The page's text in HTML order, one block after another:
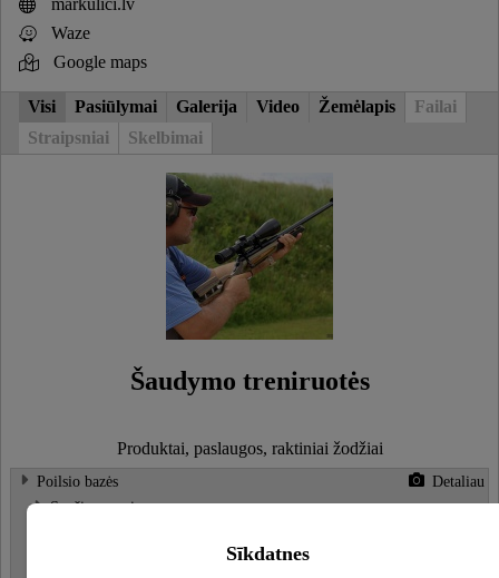
markulici.lv
Waze
Google maps
Visi Pasiūlymai Galerija Video Žemėlapis
Failai
Straipsniai
Skelbimai
Šaudymo treniruotės
Produktai, paslaugos, raktiniai žodžiai
Poilsio bazės
Detaliau
Svečių namai
Sīkdatnes